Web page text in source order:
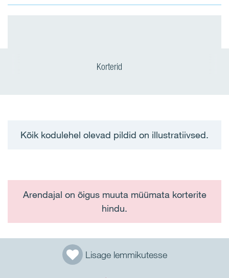
Lisage lemmikutesse
Korterid
Kõik kodulehel olevad pildid on illustratiivsed.
Arendajal on õigus muuta müümata korterite
hindu.